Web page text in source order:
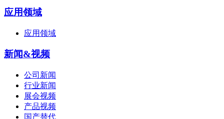
应用领域
应用领域
新闻&视频
公司新闻
行业新闻
展会视频
产品视频
国产替代